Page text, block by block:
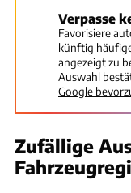
Verpasse
Favorisiere
künftig
angezeigt zu
Auswahl
Google
Zufällige